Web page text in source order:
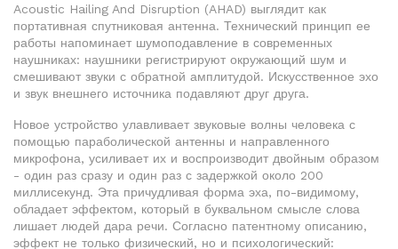
Acoustic Hailing And Disruption (AHAD) выглядит как
портативная спутниковая антенна. Технический принцип ее
работы напоминает шумоподавление в современных
наушниках: наушники регистрируют окружающий шум и
смешивают звуки с обратной амплитудой. Искусственное эхо
и звук внешнего источника подавляют друг друга.
Новое устройство улавливает звуковые волны человека с
помощью параболической антенны и направленного
микрофона, усиливает их и воспроизводит двойным образом
- один раз сразу и один раз с задержкой около 200
миллисекунд. Эта причудливая форма эха, по-видимому,
обладает эффектом, который в буквальном смысле слова
лишает людей дара речи. Согласно патентному описанию,
эффект не только физический, но и психологический: